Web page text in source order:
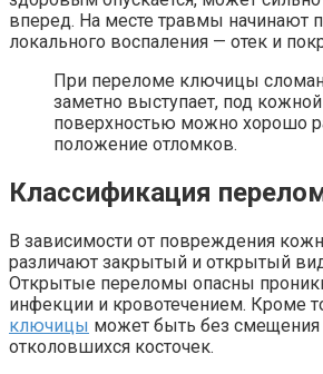
вперед. На месте травмы начинают
локального воспаления — отек и
При переломе ключицы
заметно выступает, под кожной
поверхностью можно хорошо
положение отломков.
Классификация
В зависимости от повреждения
различают закрытый и открытый
Открытые переломы опасны
инфекции и кровотечением. Кроме
ключицы может быть без
отколовшихся косточек.